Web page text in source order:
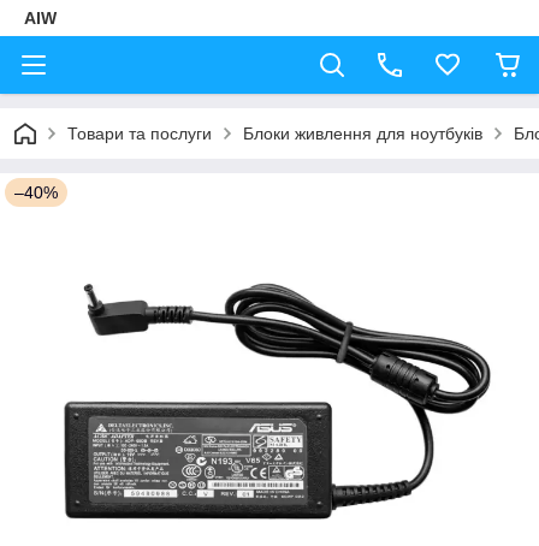
AIW
Товари та послуги Блоки живлення для ноутбуків
–40%